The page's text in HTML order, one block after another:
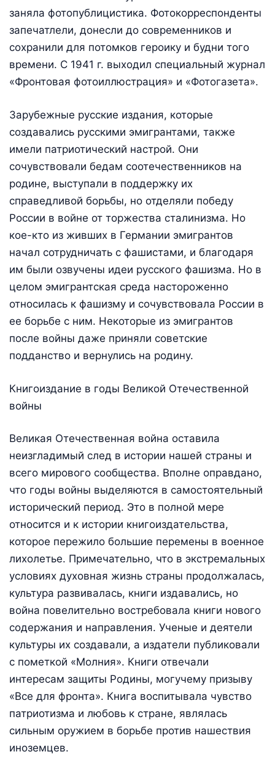
заняла фотопублицистика. Фотокорреспонденты
запечатлели, донесли до современников и
сохранили для потомков героику и будни того
времени. С 1941 г. выходил специальный журнал
«Фронтовая фотоиллюстрация» и «Фотогазета».
Зарубежные русские издания, которые
создавались русскими эмигрантами, также
имели патриотический настрой. Они
сочувствовали бедам соотечественников на
родине, выступали в поддержку их
справедливой борьбы, но отделяли победу
России в войне от торжества сталинизма. Но
кое-кто из живших в Германии эмигрантов
начал сотрудничать с фашистами, и благодаря
им были озвучены идеи русского фашизма. Но в
целом эмигрантская среда настороженно
относилась к фашизму и сочувствовала России в
ее борьбе с ним. Некоторые из эмигрантов
после войны даже приняли советские
подданство и вернулись на родину.
Книгоиздание в годы Великой Отечественной
войны
Великая Отечественная война оставила
неизгладимый след в истории нашей страны и
всего мирового сообщества. Вполне оправдано,
что годы войны выделяются в самостоятельный
исторический период. Это в полной мере
относится и к истории книгоиздательства,
которое пережило большие перемены в военное
лихолетье. Примечательно, что в экстремальных
условиях духовная жизнь страны продолжалась,
культура развивалась, книги издавались, но
война повелительно востребовала книги нового
содержания и направления. Ученые и деятели
культуры их создавали, а издатели публиковали
с пометкой «Молния». Книги отвечали
интересам защиты Родины, могучему призыву
«Все для фронта». Книга воспитывала чувство
патриотизма и любовь к стране, являлась
сильным оружием в борьбе против нашествия
иноземцев.